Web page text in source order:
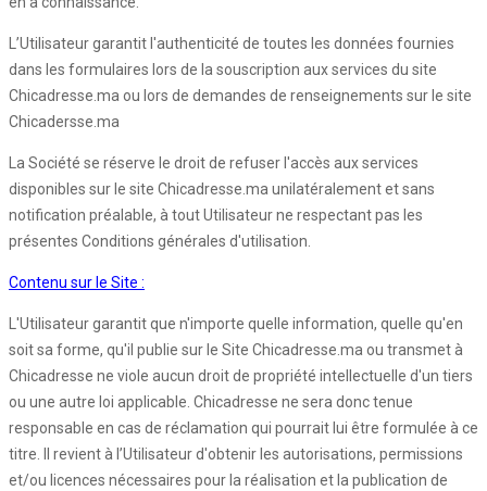
L’Utilisateur garantit l'authenticité de toutes les données fournies
dans les formulaires lors de la souscription aux services du site
Chicadresse.ma ou lors de demandes de renseignements sur le site
Chicadersse.ma
La Société se réserve le droit de refuser l'accès aux services
disponibles sur le site Chicadresse.ma unilatéralement et sans
notification préalable, à tout Utilisateur ne respectant pas les
présentes Conditions générales d'utilisation.
Contenu sur le Site :
L'Utilisateur garantit que n'importe quelle information, quelle qu'en
soit sa forme, qu'il publie sur le Site Chicadresse.ma ou transmet à
Chicadresse ne viole aucun droit de propriété intellectuelle d'un tiers
ou une autre loi applicable. Chicadresse ne sera donc tenue
responsable en cas de réclamation qui pourrait lui être formulée à ce
titre. Il revient à l’Utilisateur d'obtenir les autorisations, permissions
et/ou licences nécessaires pour la réalisation et la publication de